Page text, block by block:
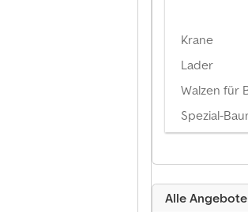
Krane
Lader
Walzen für
Spezial-
Alle